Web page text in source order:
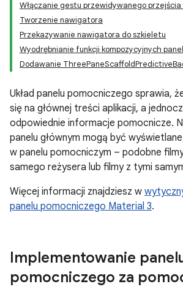
Włączanie gestu przewidywanego
Tworzenie nawigatora
Przekazywanie nawigatora do szkieletu
Wyodrębnianie funkcji kompozycyjnych
Dodawanie
Układ panelu pomocniczego sprawia,
się na głównej treści aplikacji, a
odpowiednie informacje pomocnicze.
panelu głównym mogą być
w panelu pomocniczym – podobne
samego reżysera lub filmy z tymi
Więcej informacji znajdziesz w
panelu pomocniczego Material 3.
Implementowanie
pomocniczego za